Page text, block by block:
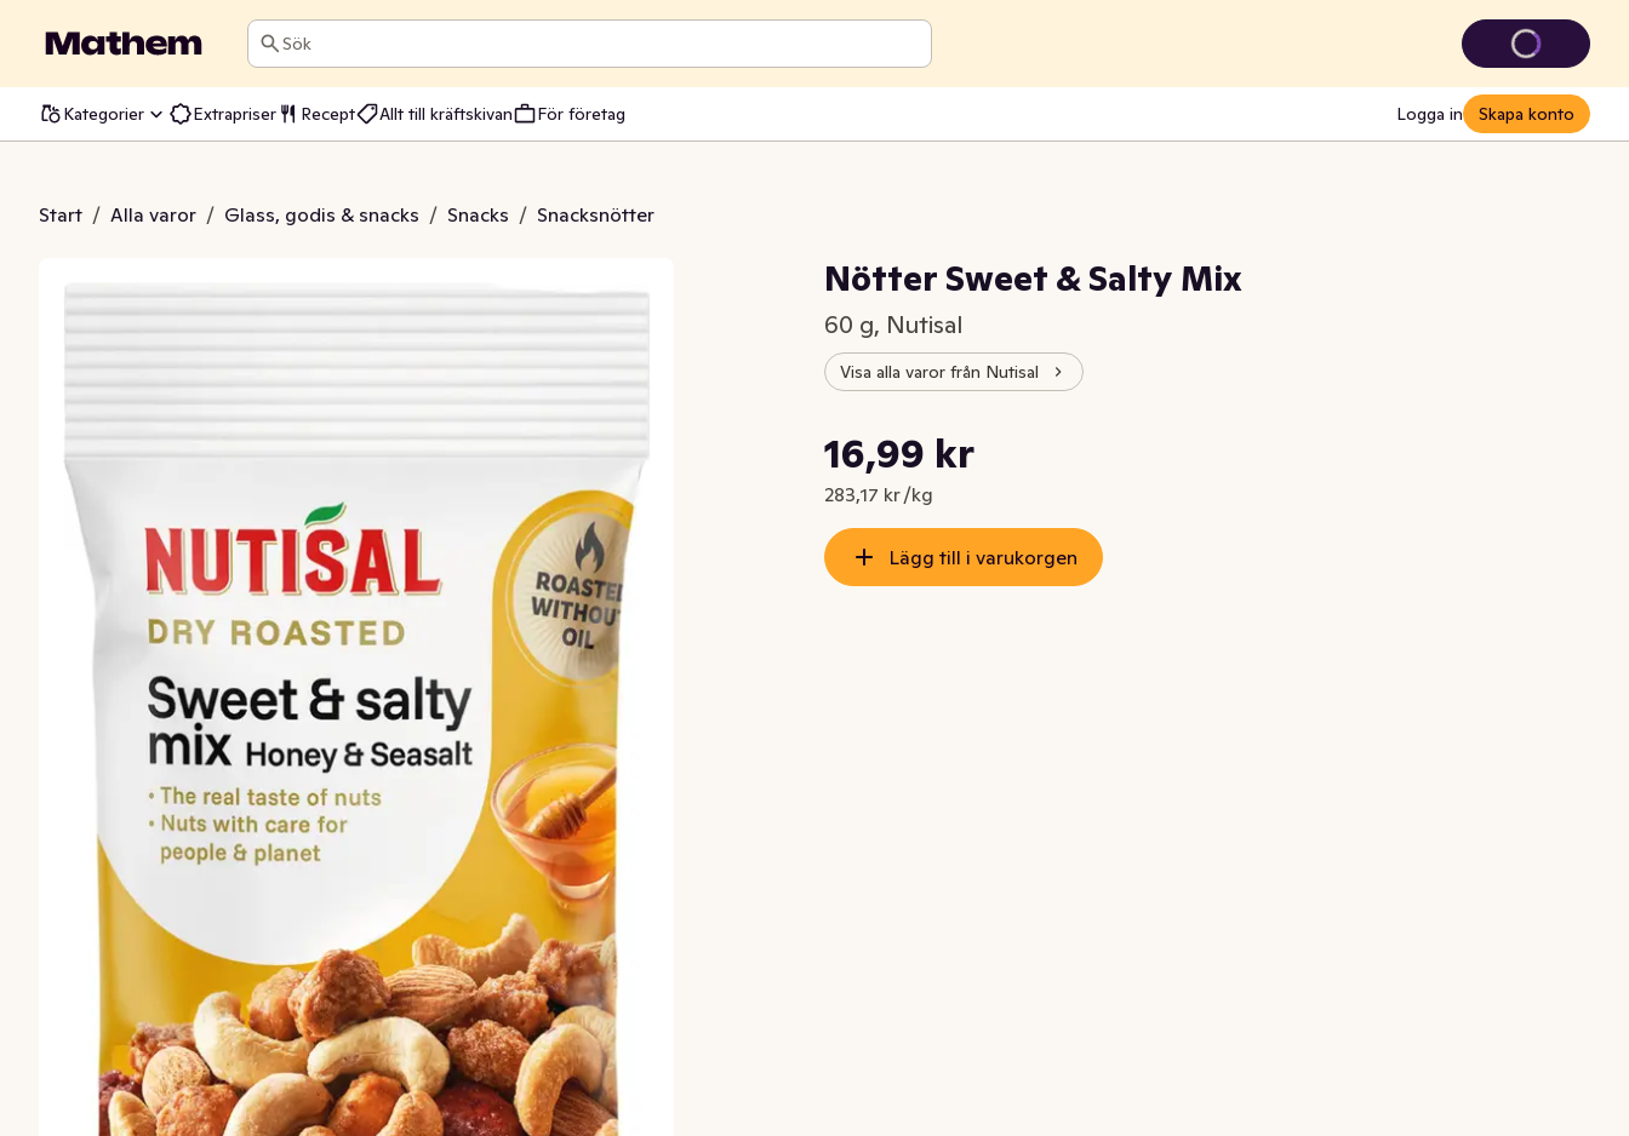
Sök
Kategorier Extrapriser Recept Allt till kräftskivan För företag Logga in Skapa konto
Start / Alla varor / Glass, godis & snacks / Snacks / Snacksnötter
& Salty Mix
Nötter Sweet & Salty Mix
60 g, Nutisal
Visa alla varor från Nutisal
Nuvarande pris är: 16,99 kr
16,99 kr
283,17 kr /kg
Styckpris: 283,17 kr /kg
Lägg till i varukorgen